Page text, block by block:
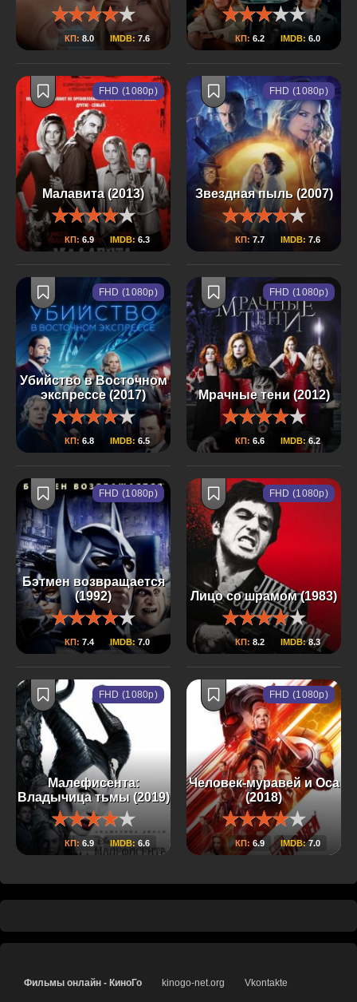
КП: 8.0 IMDB: 7.6 КП: 6.2 IMDB: 6.0
Малавита (2013)
КП: 6.9 IMDB: 6.3
FHD (1080p)
Звездная пыль (2007)
КП: 7.7 IMDB: 7.6
FHD (1080p)
Убийство в Восточном
экспрессе (2017)
КП:6.8 IMDB: 6.5
FHD (1080p)
Мрачные тени (2012)
КП: 6.6 IMDB:6.2
FHD (1080p)
Бэтмен возвращается
(1992)
КП: 7.4 IMDB: 7.0
FHD (1080p)
Лицо со шрамом (1983)
КП: 8.2 IMDB:8.3
FHD (1080p)
Малефисента:
Владычица тьмы (2019)
КП: 6.9 IMDB: 6.6
FHD (1080p)
Человек-муравей и Оса
(2018)
КП: 6.9 IMDB:7.0
FHD (1080p)
Фильмы онлайн - КиноГо kinogo-net.org Vkontakte